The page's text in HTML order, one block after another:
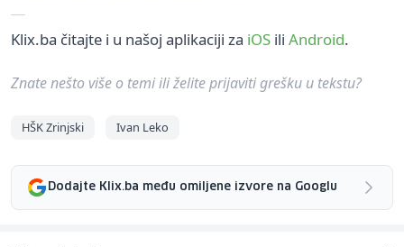
Klix.ba čitajte i u našoj aplikaciji za iOS ili Android.
Znate nešto više o temi ili želite prijaviti grešku u tekstu?
HŠK Zrinjski Ivan Leko
Dodajte Klix.ba među omiljene izvore na Googlu